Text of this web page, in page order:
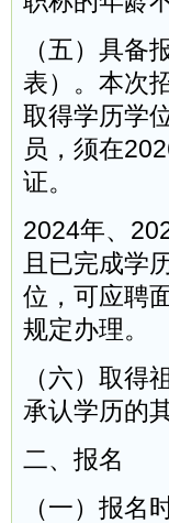
（五）具备
表）。本次
取得学历学
员，须在
证。
2024年、
且已完成学
位，可应聘
规定办理。
（六）取得
承认学历的
二、报名
（一）报名